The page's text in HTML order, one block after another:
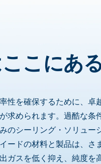
こにある
性を確保するために、卓
求められます。過酷な条
のシーリング・ソリュー
ードの材料と製品は、さ
ガスを低く抑え、純度を